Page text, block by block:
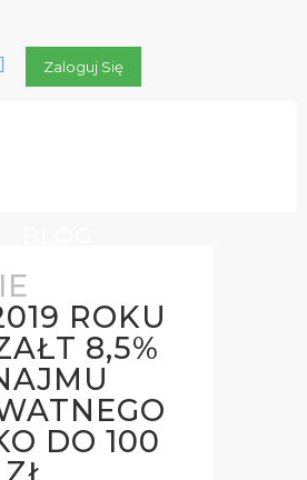
Zaloguj Się
ROKU
8,5%
DO 100